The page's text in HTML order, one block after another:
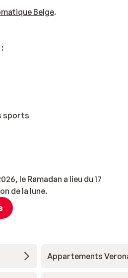
Belge.
sports
le Ramadan a lieu du 17
de la lune.
Appartements